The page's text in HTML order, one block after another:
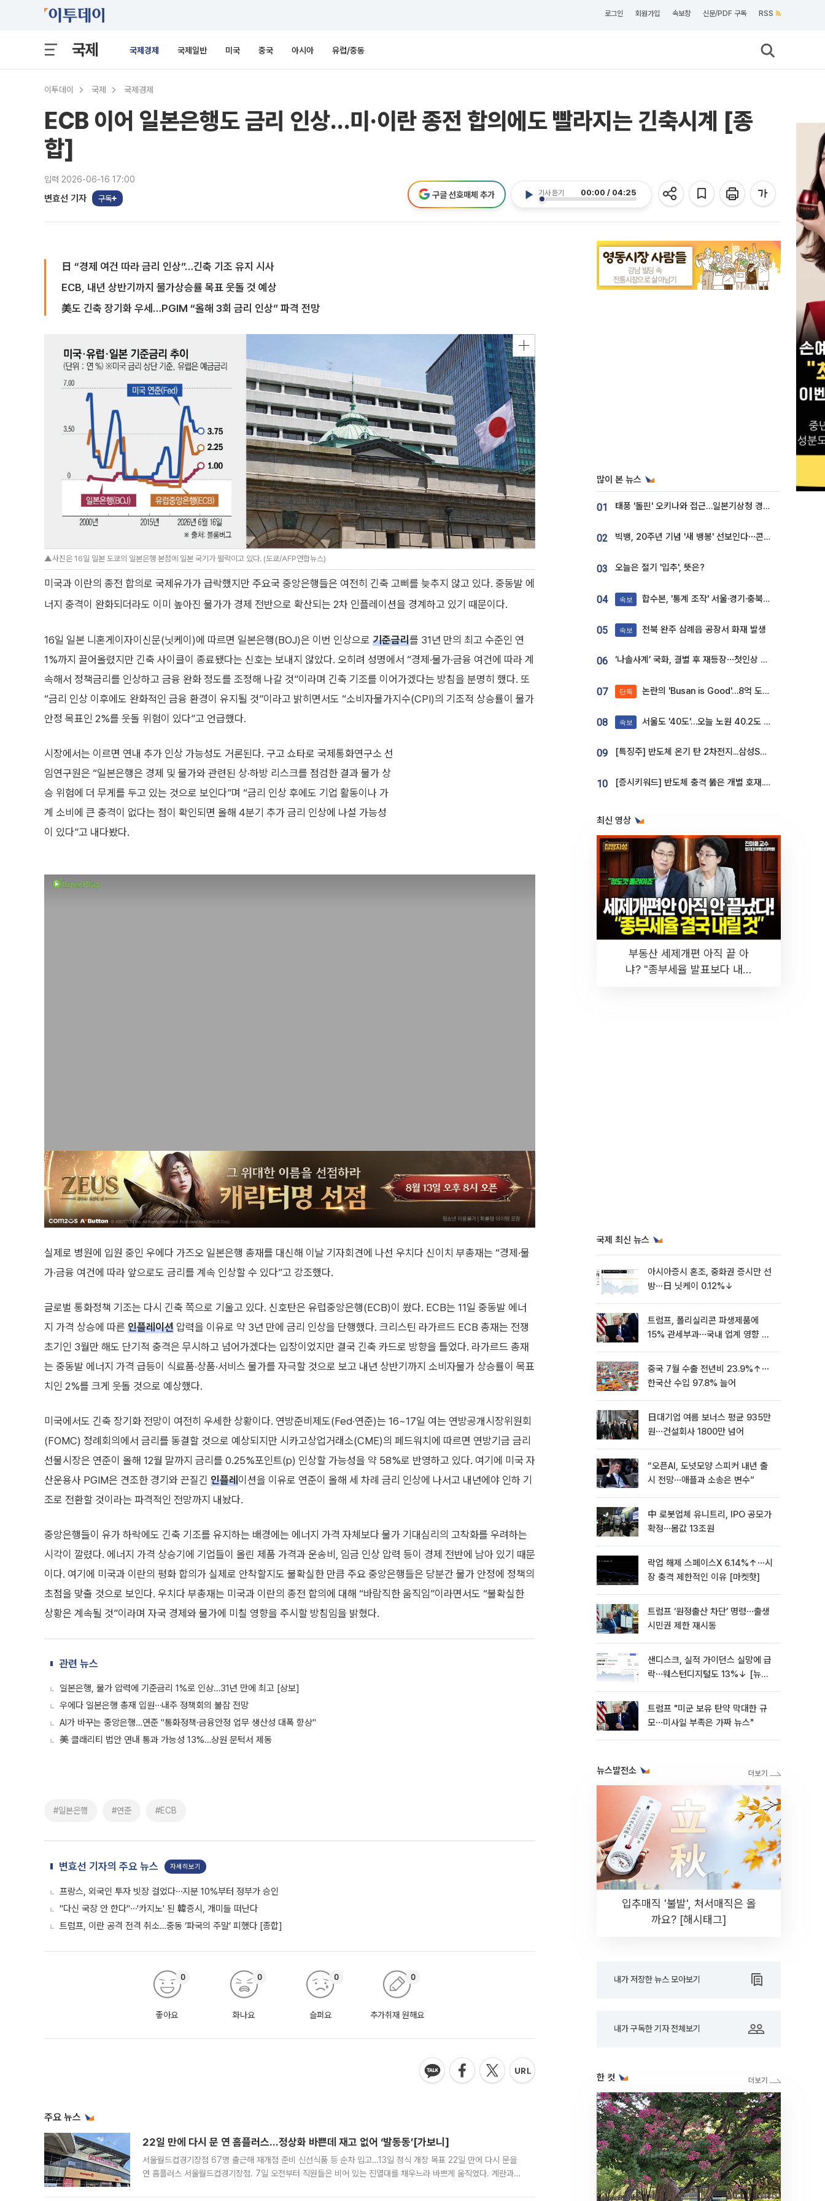
로그인 회원가입 속보창 신문/PDF 구독 RSS
국제 국제경제 국제일반 미국 중국 아시아 유럽/중동
이투데이 국제 국제경제
ECB 이어 일본은행도 금리 인상…미·이란 종전 합의에도 빨라지는 긴축시계 [종
합]
입력 2026-06-16 17:00
변효선 기자 구독
기사 듣기 00:00 / 04:25
구글 선호매체 추가
日 “경제 여건 따라 금리 인상”…긴축 기조 유지 시사
ECB, 내년 상반기까지 물가상승률 목표 웃돌 것 예상
美도 긴축 장기화 우세…PGIM “올해 3회 금리 인상” 파격 전망
▲사진은 16일 일본 도쿄의 일본은행 본점에 일본 국기가 펄럭이고 있다. (도쿄/AFP연합뉴스)
미국과 이란의 종전 합의로 국제유가가 급락했지만 주요국 중앙은행들은 여전히 긴축 고삐를 늦추지 않고 있다. 중동발 에
너지 충격이 완화되더라도 이미 높아진 물가가 경제 전반으로 확산되는 2차 인플레이션을 경계하고 있기 때문이다.
16일 일본 니혼게이자이신문(닛케이)에 따르면 일본은행(BOJ)은 이번 인상으로 기준금리를 31년 만의 최고 수준인 연
1%까지 끌어올렸지만 긴축 사이클이 종료됐다는 신호는 보내지 않았다. 오히려 성명에서 “경제·물가·금융 여건에 따라 계
속해서 정책금리를 인상하고 금융 완화 정도를 조정해 나갈 것”이라며 긴축 기조를 이어가겠다는 방침을 분명히 했다. 또
“금리 인상 이후에도 완화적인 금융 환경이 유지될 것”이라고 밝히면서도 “소비자물가지수(CPI)의 기조적 상승률이 물가
안정 목표인 2%를 웃돌 위험이 있다”고 언급했다.
시장에서는 이르면 연내 추가 인상 가능성도 거론된다. 구고 쇼타로 국제통화연구소 선
임연구원은 “일본은행은 경제 및 물가와 관련된 상·하방 리스크를 점검한 결과 물가 상
승 위험에 더 무게를 두고 있는 것으로 보인다”며 “금리 인상 후에도 기업 활동이나 가
계 소비에 큰 충격이 없다는 점이 확인되면 올해 4분기 추가 금리 인상에 나설 가능성
이 있다”고 내다봤다.
실제로 병원에 입원 중인 우에다 가즈오 일본은행 총재를 대신해 이날 기자회견에 나선 우치다 신이치 부총재는 “경제·물
가·금융 여건에 따라 앞으로도 금리를 계속 인상할 수 있다”고 강조했다.
글로벌 통화정책 기조는 다시 긴축 쪽으로 기울고 있다. 신호탄은 유럽중앙은행(ECB)이 쐈다. ECB는 11일 중동발 에너
지 가격 상승에 따른 인플레이션 압력을 이유로 약 3년 만에 금리 인상을 단행했다. 크리스틴 라가르드 ECB 총재는 전쟁
초기인 3월만 해도 단기적 충격은 무시하고 넘어가겠다는 입장이었지만 결국 긴축 카드로 방향을 틀었다. 라가르드 총재
는 중동발 에너지 가격 급등이 식료품·상품·서비스 물가를 자극할 것으로 보고 내년 상반기까지 소비자물가 상승률이 목표
치인 2%를 크게 웃돌 것으로 예상했다.
미국에서도 긴축 장기화 전망이 여전히 우세한 상황이다. 연방준비제도(Fed·연준)는 16~17일 여는 연방공개시장위원회
(FOMC) 정례회의에서 금리를 동결할 것으로 예상되지만 시카고상업거래소(CME)의 페드워치에 따르면 연방기금 금리
선물시장은 연준이 올해 12월 말까지 금리를 0.25%포인트(p) 인상할 가능성을 약 58%로 반영하고 있다. 여기에 미국 자
산운용사 PGIM은 견조한 경기와 끈질긴 인플레이션을 이유로 연준이 올해 세 차례 금리 인상에 나서고 내년에야 인하 기
조로 전환할 것이라는 파격적인 전망까지 내놨다.
중앙은행들이 유가 하락에도 긴축 기조를 유지하는 배경에는 에너지 가격 자체보다 물가 기대심리의 고착화를 우려하는
시각이 깔렸다. 에너지 가격 상승기에 기업들이 올린 제품 가격과 운송비, 임금 인상 압력 등이 경제 전반에 남아 있기 때문
이다. 여기에 미국과 이란의 평화 합의가 실제로 안착할지도 불확실한 만큼 주요 중앙은행들은 당분간 물가 안정에 정책의
초점을 맞출 것으로 보인다. 우치다 부총재는 미국과 이란의 종전 합의에 대해 “바람직한 움직임”이라면서도 “불확실한
상황은 계속될 것”이라며 자국 경제와 물가에 미칠 영향을 주시할 방침임을 밝혔다.
관련 뉴스
일본은행, 물가 압력에 기준금리 1%로 인상…31년 만에 최고 [상보]
우에다 일본은행 총재 입원⋯내주 정책회의 불참 전망
AI가 바꾸는 중앙은행…연준 "통화정책·금융안정 업무 생산성 대폭 향상"
美 클래리티 법안 연내 통과 가능성 13%…상원 문턱서 제동
#일본은행 #연준 #ECB
변효선 기자의 주요 뉴스 자세히보기
프랑스, 외국인 투자 빗장 걸었다⋯지분 10%부터 정부가 승인
"다신 국장 안 한다"⋯'카지노' 된 韓증시, 개미들 떠난다
트럼프, 이란 공격 전격 취소…중동 ‘파국의 주말’ 피했다 [종합]
좋아요
0
화나요
0
슬퍼요
0
추가취재 원해요
0
주요 뉴스
22일 만에 다시 문 연 홈플러스…정상화 바쁜데 재고 없어 ‘발동동’[가보니]
서울월드컵경기장점 67명 출근해 재개점 준비 신선식품 등 순차 입고…13일 정식 개장 목표 22일 만에 다시 문을
연 홈플러스 서울월드컵경기장점. 7일 오전부터 직원들은 비어 있는 진열대를 채우느라 바쁘게 움직였다. 계란과
많이 본 뉴스
01 태풍 '돌핀' 오키나와 접근…일본기상청 경로 업데이트
02 빅뱅, 20주년 기념 '새 뱅봉' 선보인다⋯콘서트 앞두고 팝업 개최
03 오늘은 절기 '입추', 뜻은?
04 속보 합수본, '통계 조작' 서울·경기·충북 선관위 등 추가 압수수색
05 속보 전북 완주 삼례읍 공장서 화재 발생
06 ‘나솔사계’ 국화, 결별 후 재등장⋯첫인상 투표 휩쓸고 ‘인기녀’ 등극
07 단독 논란의 'Busan is Good'…8억 도시브랜드, 용산 대통령실 CI 업체가 수행
08 속보 서울도 '40도'…오늘 노원 40.2도 기록
09 [특징주] 반도체 온기 탄 2차전지...삼성SDI, 장 초반 7% 넘게 껑충
10 [증시키워드] 반도체 충격 뚫은 개별 호재...포스코퓨처엠·에코프로·한화솔루션 '눈길'
최신 영상
부동산 세제개편 아직 끝 아
냐? "종부세율 발표보다 내릴
국제 최신 뉴스
아시아증시 혼조, 중화권 증시만 선
방⋯日 닛케이 0.12%↓
트럼프, 폴리실리콘 파생제품에
15% 관세부과⋯국내 업계 영향 촉
중국 7월 수출 전년비 23.9%↑⋯
한국산 수입 97.8% 늘어
日대기업 여름 보너스 평균 935만
원⋯건설회사 1800만 넘어
“오픈AI, 도넛모양 스피커 내년 출
시 전망⋯애플과 소송은 변수”
中 로봇업체 유니트리, IPO 공모가
확정⋯몸값 13조원
락업 해제 스페이스X 6.14%↑⋯시
장 충격 제한적인 이유 [마켓핫]
트럼프 ‘원정출산 차단’ 명령⋯출생
시민권 제한 재시동
샌디스크, 실적 가이던스 실망에 급
락⋯웨스턴디지털도 13%↓ [뉴욕
트럼프 "미군 보유 탄약 막대한 규
모⋯미사일 부족은 가짜 뉴스"
뉴스발전소
입추매직 '불발', 처서매직은 올
까요? [해시태그]
내가 저장한 뉴스 모아보기
내가 구독한 기자 전체보기
한 컷